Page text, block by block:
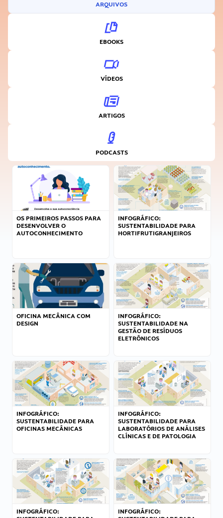
ARQUIVOS
EBOOKS
VÍDEOS
ARTIGOS
PODCASTS
OS PRIMEIROS PASSOS PARA
DESENVOLVER O
AUTOCONHECIMENTO
INFOGRÁFICO:
SUSTENTABILIDADE PARA
HORTIFRUTIGRANJEIROS
OFICINA MECÂNICA COM
DESIGN
INFOGRÁFICO:
SUSTENTABILIDADE NA
GESTÃO DE RESÍDUOS
ELETRÔNICOS
INFOGRÁFICO:
SUSTENTABILIDADE PARA
OFICINAS MECÂNICAS
INFOGRÁFICO:
SUSTENTABILIDADE PARA
LABORATÓRIOS DE ANÁLISES
CLÍNICAS E DE PATOLOGIA
INFOGRÁFICO:
INFOGRÁFICO: